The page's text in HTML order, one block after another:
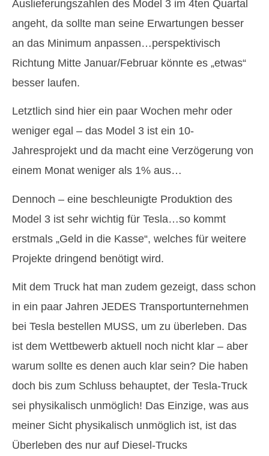
Auslieferungszahlen des Model 3 im 4ten Quartal
angeht, da sollte man seine Erwartungen besser
an das Minimum anpassen…perspektivisch
Richtung Mitte Januar/Februar könnte es „etwas“
besser laufen.
Letztlich sind hier ein paar Wochen mehr oder
weniger egal – das Model 3 ist ein 10-
Jahresprojekt und da macht eine Verzögerung von
einem Monat weniger als 1% aus…
Dennoch – eine beschleunigte Produktion des
Model 3 ist sehr wichtig für Tesla…so kommt
erstmals „Geld in die Kasse“, welches für weitere
Projekte dringend benötigt wird.
Mit dem Truck hat man zudem gezeigt, dass schon
in ein paar Jahren JEDES Transportunternehmen
bei Tesla bestellen MUSS, um zu überleben. Das
ist dem Wettbewerb aktuell noch nicht klar – aber
warum sollte es denen auch klar sein? Die haben
doch bis zum Schluss behauptet, der Tesla-Truck
sei physikalisch unmöglich! Das Einzige, was aus
meiner Sicht physikalisch unmöglich ist, ist das
Überleben des nur auf Diesel-Trucks